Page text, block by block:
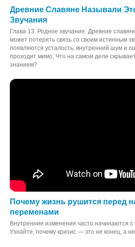
Древние Славяне Называли
Звучания
Глава 13. Родное звучание. Древние
может потерять связь со своим истинным
появляются усталость, внутренний шум и
проходит мимо. Что на самом деле
знанием?
Почему жизнь рушится перед
переменами
Внутренние изменения часто начинаются
Узнайте, почему кризис — это не конец, а